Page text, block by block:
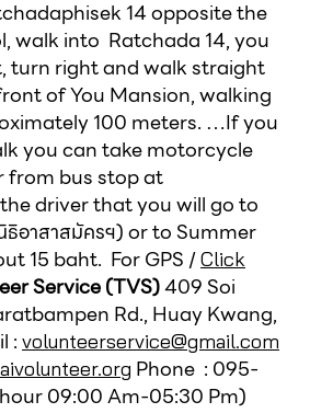
14 opposite the
walk into Ratchada 14, you
turn right and walk straight
of You Mansion, walking
100 meters. …If you
you can take motorcycle
from bus stop at
driver that you will go to
ธิอาสาสมัครฯ) or to Summer
15 baht. For GPS /Click
Service (TVS)409 Soi
Rd., Huay Kwang,
: volunteerservice@gmail.com
Phone : 095-
09:00 Am-05:30 Pm)